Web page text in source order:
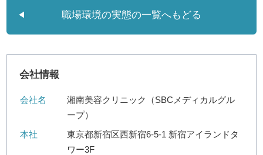
職場環境の実態の一覧へもどる
会社情報
会社名
湘南美容クリニック（SBCメディカルグル
ープ）
本社
東京都新宿区西新宿6-5-1 新宿アイランドタ
ワー3F